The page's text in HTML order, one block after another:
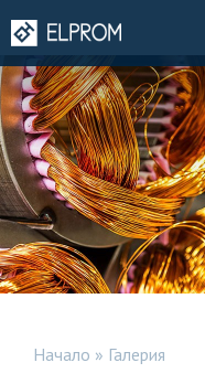
Начало » Галерия